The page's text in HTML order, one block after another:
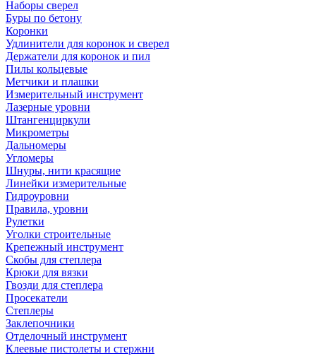
Наборы сверел
Буры по бетону
Коронки
Удлинители для коронок и сверел
Держатели для коронок и пил
Пилы кольцевые
Метчики и плашки
Измерительный инструмент
Лазерные уровни
Штангенциркули
Микрометры
Дальномеры
Угломеры
Шнуры, нити красящие
Линейки измерительные
Гидроуровни
Правила, уровни
Рулетки
Уголки строительные
Крепежный инструмент
Скобы для степлера
Крюки для вязки
Гвозди для степлера
Просекатели
Степлеры
Заклепочники
Отделочный инструмент
Клеевые пистолеты и стержни